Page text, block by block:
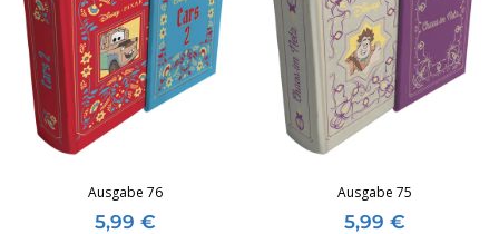
Ausgabe 76
5,99 €
Ausgabe 75
5,99 €